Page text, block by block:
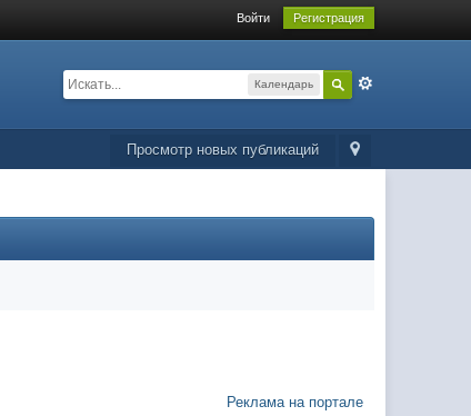
Войти Регистрация
Календарь
Просмотр новых публикаций
Реклама на портале